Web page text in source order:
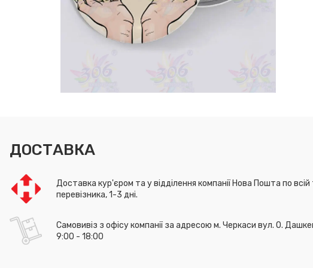
ДОСТАВКА
Доставка кур'єром та у відділення компанії Нова Пошта по
перевізника, 1-3 дні.
Самовивіз з офісу компанії за адресою м. Черкаси вул. О.
9:00 - 18:00